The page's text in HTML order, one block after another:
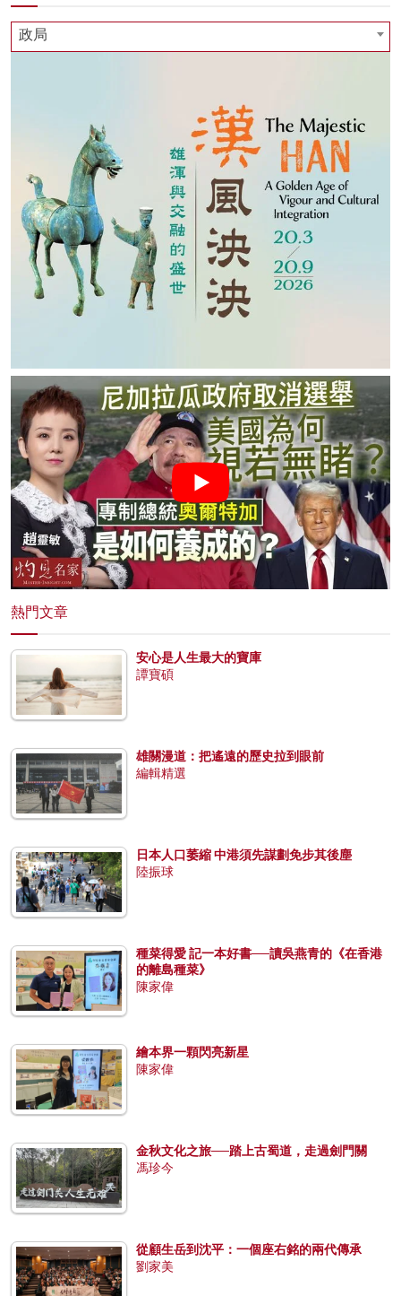
政局
熱門文章
安心是人生最大的寶庫
譚寶碩
雄關漫道：把遙遠的歷史拉到眼前
編輯精選
日本人口萎縮 中港須先謀劃免步其後塵
陸振球
種菜得愛 記一本好書──讀吳燕青的《在香港
的離島種菜》
陳家偉
繪本界一顆閃亮新星
陳家偉
金秋文化之旅──踏上古蜀道，走過劍門關
馮珍今
從顧生岳到沈平：一個座右銘的兩代傳承
劉家美